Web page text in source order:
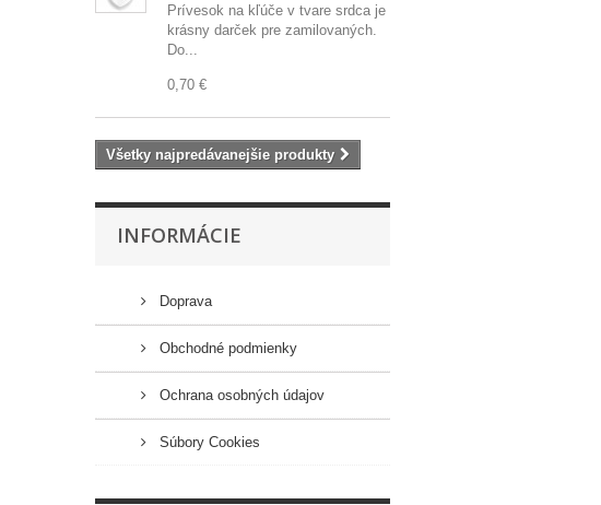
Prívesok na kľúče v tvare srdca je
krásny darček pre zamilovaných.
Do...
0,70 €
Všetky najpredávanejšie produkty
INFORMÁCIE
Doprava
Obchodné podmienky
Ochrana osobných údajov
Súbory Cookies